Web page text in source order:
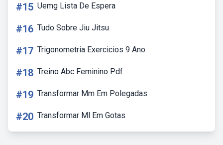
#15 Uemg Lista De Espera
#16 Tudo Sobre Jiu Jitsu
#17 Trigonometria Exercicios 9 Ano
#18 Treino Abc Feminino Pdf
#19 Transformar Mm Em Polegadas
#20 Transformar Ml Em Gotas